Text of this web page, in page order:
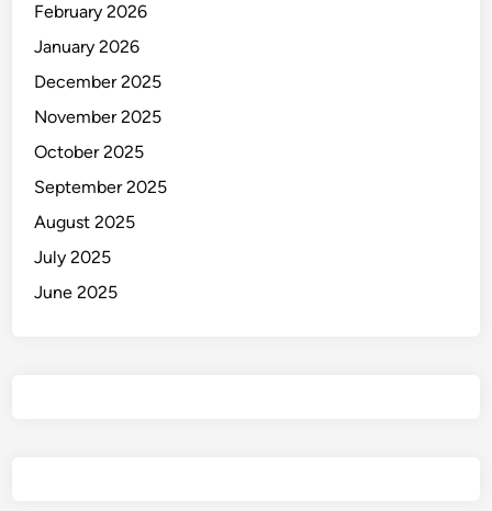
February 2026
January 2026
December 2025
November 2025
October 2025
September 2025
August 2025
July 2025
June 2025